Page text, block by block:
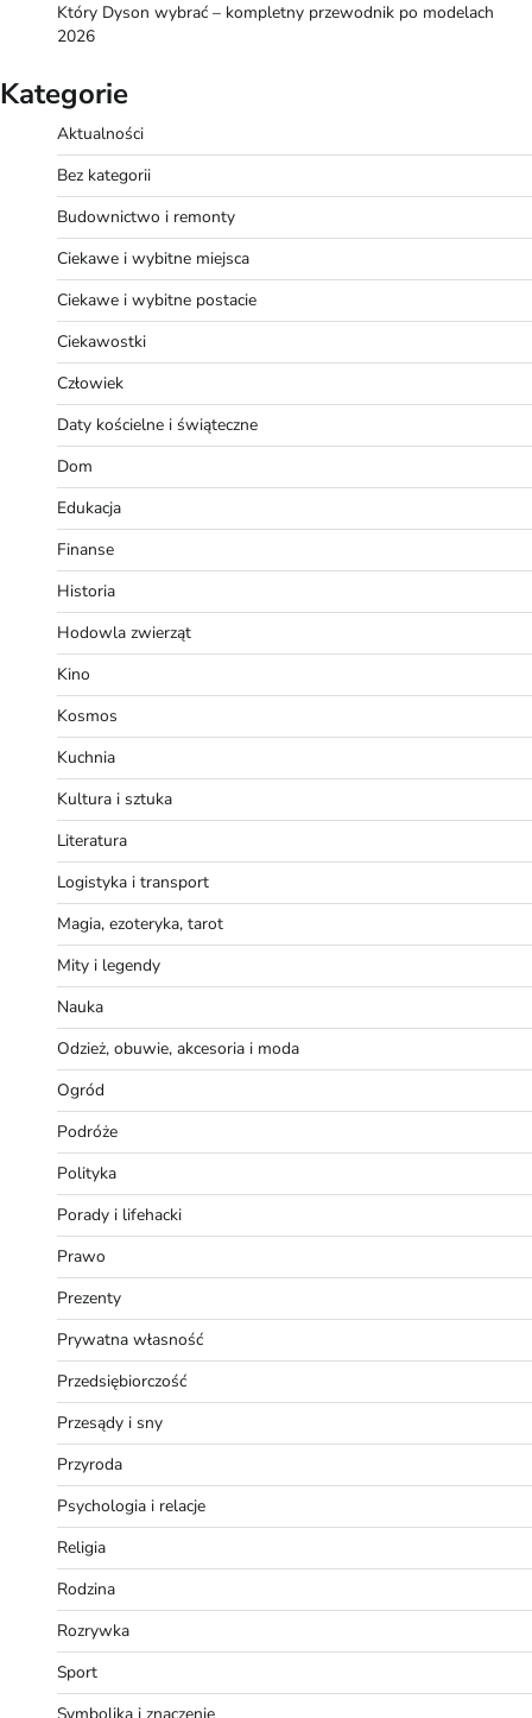
Który Dyson wybrać – kompletny przewodnik po modelach
2026
Kategorie
Aktualności
Bez kategorii
Budownictwo i remonty
Ciekawe i wybitne miejsca
Ciekawe i wybitne postacie
Ciekawostki
Człowiek
Daty kościelne i świąteczne
Dom
Edukacja
Finanse
Historia
Hodowla zwierząt
Kino
Kosmos
Kuchnia
Kultura i sztuka
Literatura
Logistyka i transport
Magia, ezoteryka, tarot
Mity i legendy
Nauka
Odzież, obuwie, akcesoria i moda
Ogród
Podróże
Polityka
Porady i lifehacki
Prawo
Prezenty
Prywatna własność
Przedsiębiorczość
Przesądy i sny
Przyroda
Psychologia i relacje
Religia
Rodzina
Rozrywka
Sport